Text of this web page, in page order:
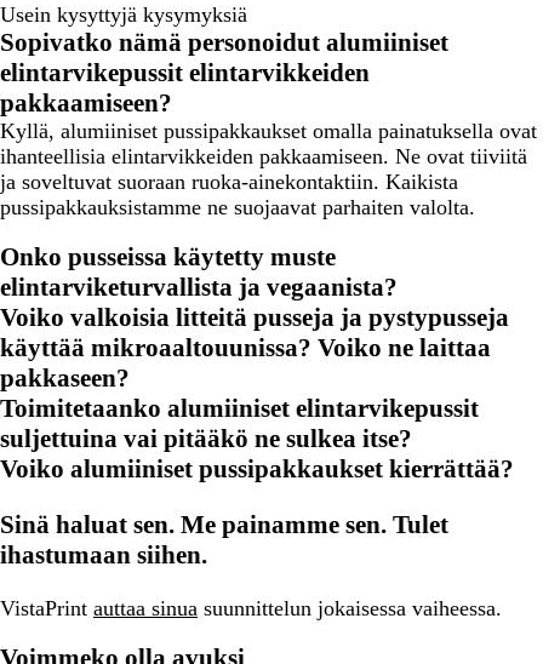
Usein kysyttyjä kysymyksiä
Sopivatko nämä personoidut alumiiniset
elintarvikepussit elintarvikkeiden
pakkaamiseen?
Kyllä, alumiiniset pussipakkaukset omalla painatuksella ovat
ihanteellisia elintarvikkeiden pakkaamiseen. Ne ovat tiiviitä
ja soveltuvat suoraan ruoka-ainekontaktiin. Kaikista
pussipakkauksistamme ne suojaavat parhaiten valolta.
Onko pusseissa käytetty muste
elintarviketurvallista ja vegaanista?
Voiko valkoisia litteitä pusseja ja pystypusseja
käyttää mikroaaltouunissa? Voiko ne laittaa
pakkaseen?
Toimitetaanko alumiiniset elintarvikepussit
suljettuina vai pitääkö ne sulkea itse?
Voiko alumiiniset pussipakkaukset kierrättää?
Sinä haluat sen. Me painamme sen. Tulet
ihastumaan siihen.
VistaPrint auttaa sinua suunnittelun jokaisessa vaiheessa.
Voimmeko olla avuksi